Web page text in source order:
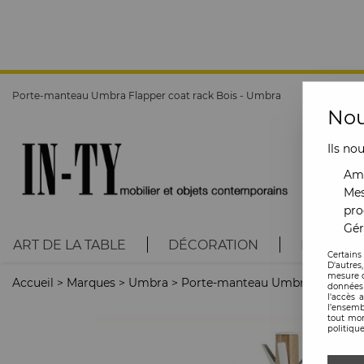
Porte-manteau Umbra Flapper coat rack Bois - Umbra
ART DE LA TABLE DÉCORATION
Accueil > Marques > Umbra > Porte-manteau Umbra Flapper
Ils
mesure
l'accès
tout